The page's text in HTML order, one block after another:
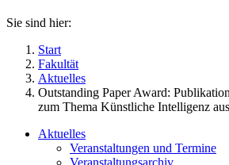
Sie sind hier:
Start
Fakultät
Aktuelles
Outstanding Paper Award:
zum Thema Künstliche Intelligenz
Aktuelles
Veranstaltungen und Termine
Veranstaltungsarchiv